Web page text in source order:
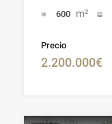
600 m²
Precio
2.200.000€